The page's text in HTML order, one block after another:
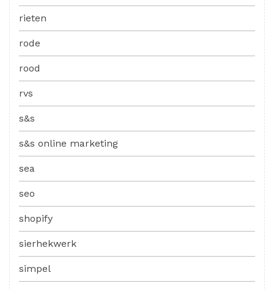
rieten
rode
rood
rvs
s&s
s&s online marketing
sea
seo
shopify
sierhekwerk
simpel